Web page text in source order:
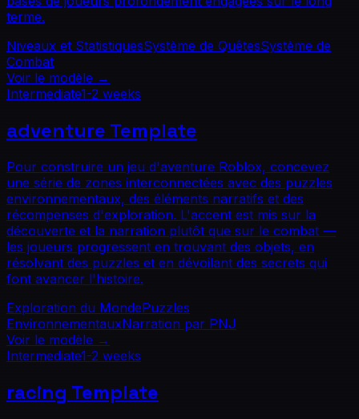
terme.
Niveaux et StatistiquesSystème de QuêtesSystème de
Combat
Voir le modèle →
Intermediate1-2 weeks
adventure Template
Pour construire un jeu d'aventure Roblox, concevez
une série de zones interconnectées avec des puzzles
environnementaux, des éléments narratifs et des
récompenses d'exploration. L'accent est mis sur la
découverte et la narration plutôt que sur le combat —
les joueurs progressent en trouvant des objets, en
résolvant des puzzles et en dévoilant des secrets qui
font avancer l'histoire.
Exploration du MondePuzzles
EnvironnementauxNarration par PNJ
Voir le modèle →
Intermediate1-2 weeks
racing Template